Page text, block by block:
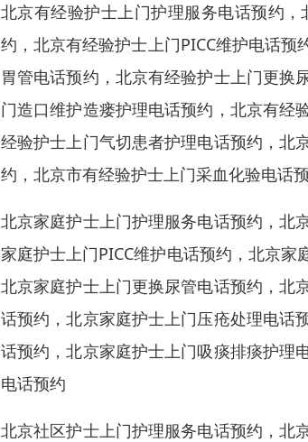
北京有经验护士上门护理服务电话预约
约，北京有经验护士上门PICC维护电话
胃管电话预约，北京有经验护士上门更换
门造口维护造瘘护理电话预约，北京有经
经验护士上门气切患者护理电话预约，北
约，北京市有经验护士上门采血化验电话
北京家庭护士上门护理服务电话预约，北
家庭护士上门PICC维护电话预约，北京
北京家庭护士上门更换尿管电话预约，北
话预约，北京家庭护士上门压疮处理电话
话预约，北京家庭护士上门吸痰排痰护理
电话预约
北京社区护士上门护理服务电话预约，北